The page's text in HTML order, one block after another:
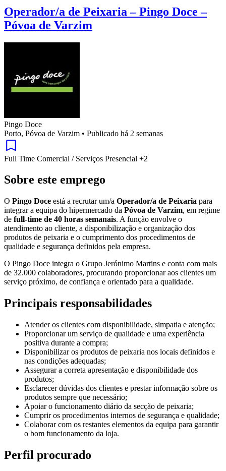
Operador/a de Peixaria – Pingo Doce –
Póvoa de Varzim
Pingo Doce
Porto, Póvoa de Varzim • Publicado há 2 semanas
Full Time Comercial / Serviços Presencial +2
Sobre este emprego
O Pingo Doce está a recrutar um/a Operador/a de Peixaria para
integrar a equipa do hipermercado da Póvoa de Varzim, em regime
de full-time de 40 horas semanais. A função envolve o
atendimento ao cliente, a disponibilização e organização dos
produtos de peixaria e o cumprimento dos procedimentos de
qualidade e segurança definidos pela empresa.
O Pingo Doce integra o Grupo Jerónimo Martins e conta com mais
de 32.000 colaboradores, procurando proporcionar aos clientes um
serviço próximo, de confiança e orientado para a qualidade.
Principais responsabilidades
Atender os clientes com disponibilidade, simpatia e atenção;
Proporcionar um serviço de qualidade e uma experiência
positiva durante a compra;
Disponibilizar os produtos de peixaria nos locais definidos e
nas condições adequadas;
Assegurar a correta apresentação e disponibilidade dos
produtos;
Esclarecer dúvidas dos clientes e prestar informação sobre os
produtos sempre que necessário;
Apoiar o funcionamento diário da secção de peixaria;
Cumprir os procedimentos internos de segurança e qualidade;
Colaborar com os restantes elementos da equipa para garantir
o bom funcionamento da loja.
Perfil procurado